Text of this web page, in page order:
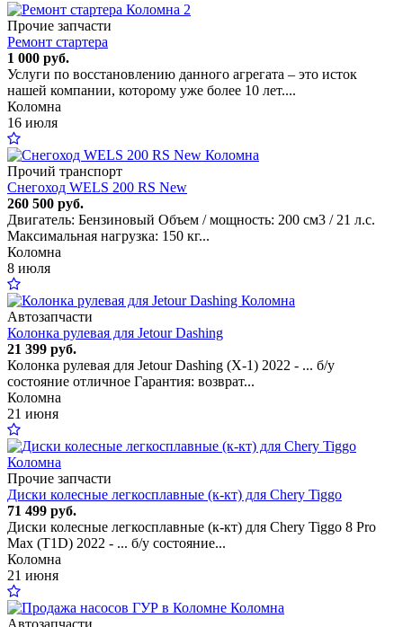
2
Прочие запчасти
Ремонт стартера
1 000 руб.
Услуги по восстановлению данного агрегата – это исток
нашей компании, которому уже более 10 лет....
Коломна
16 июля
Прочий транспорт
Снегоход WELS 200 RS New
260 500 руб.
Двигатель: Бензиновый Объем / мощность: 200 см3 / 21 л.с.
Максимальная нагрузка: 150 кг...
Коломна
8 июля
Автозапчасти
Колонка рулевая для Jetour Dashing
21 399 руб.
Колонка рулевая для Jetour Dashing (X-1) 2022 - ... б/у
состояние отличное Гарантия: возврат...
Коломна
21 июня
Прочие запчасти
Диски колесные легкосплавные (к-кт) для Chery Tiggo
71 499 руб.
Диски колесные легкосплавные (к-кт) для Chery Tiggo 8 Pro
Max (T1D) 2022 - ... б/у состояние...
Коломна
21 июня
Автозапчасти